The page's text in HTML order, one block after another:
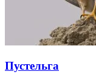
Пустельга